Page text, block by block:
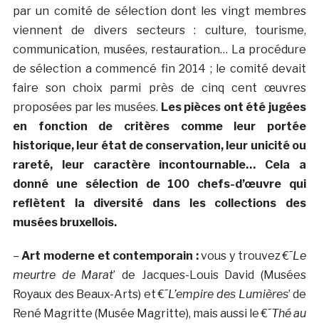
par un comité de sélection dont les vingt membres
viennent de divers secteurs : culture, tourisme,
communication, musées, restauration… La procédure
de sélection a commencé fin 2014 ; le comité devait
faire son choix parmi près de cinq cent œuvres
proposées par les musées. Les pièces ont été jugées
en fonction de critères comme leur portée
historique, leur état de conservation, leur unicité ou
rareté, leur caractère incontournable… Cela a
donné une sélection de 100 chefs-d’œuvre qui
reflètent la diversité dans les collections des
musées bruxellois.
–Art moderne et contemporain :vous y trouvez €˜Le
meurtre de Marat’ de Jacques-Louis David (Musées
Royaux des Beaux-Arts) et €˜L’empire des Lumières’ de
René Magritte (Musée Magritte), mais aussi le €˜Thé au